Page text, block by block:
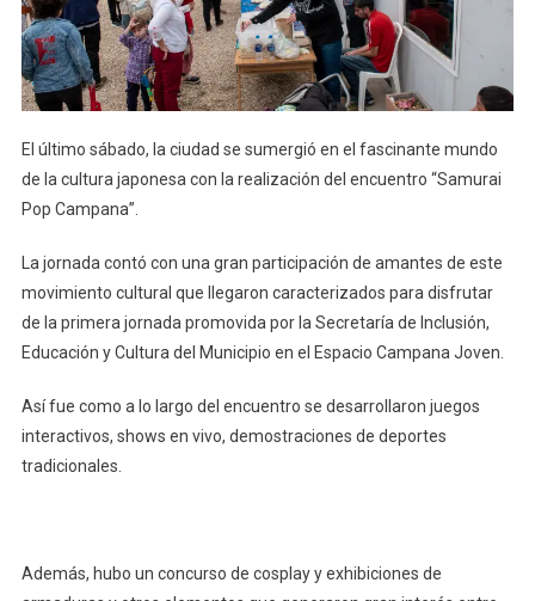
El último sábado, la ciudad se sumergió en el fascinante mundo
de la cultura japonesa con la realización del encuentro “Samurai
Pop Campana”.
La jornada contó con una gran participación de amantes de este
movimiento cultural que llegaron caracterizados para disfrutar
de la primera jornada promovida por la Secretaría de Inclusión,
Educación y Cultura del Municipio en el Espacio Campana Joven.
Así fue como a lo largo del encuentro se desarrollaron juegos
interactivos, shows en vivo, demostraciones de deportes
tradicionales.
Además, hubo un concurso de cosplay y exhibiciones de